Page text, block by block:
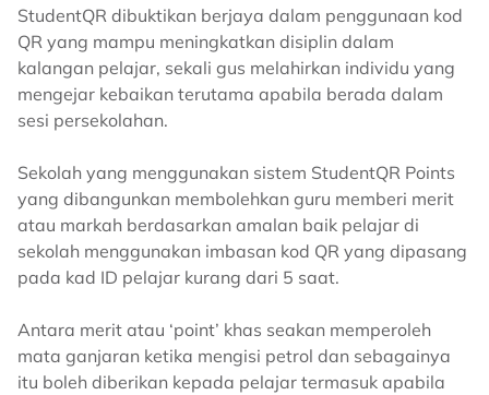
StudentQR dibuktikan berjaya dalam penggunaan kod
QR yang mampu meningkatkan disiplin dalam
kalangan pelajar, sekali gus melahirkan individu yang
mengejar kebaikan terutama apabila berada dalam
sesi persekolahan.
Sekolah yang menggunakan sistem StudentQR Points
yang dibangunkan membolehkan guru memberi merit
atau markah berdasarkan amalan baik pelajar di
sekolah menggunakan imbasan kod QR yang dipasang
pada kad ID pelajar kurang dari 5 saat.
Antara merit atau ‘point’ khas seakan memperoleh
mata ganjaran ketika mengisi petrol dan sebagainya
itu boleh diberikan kepada pelajar termasuk apabila